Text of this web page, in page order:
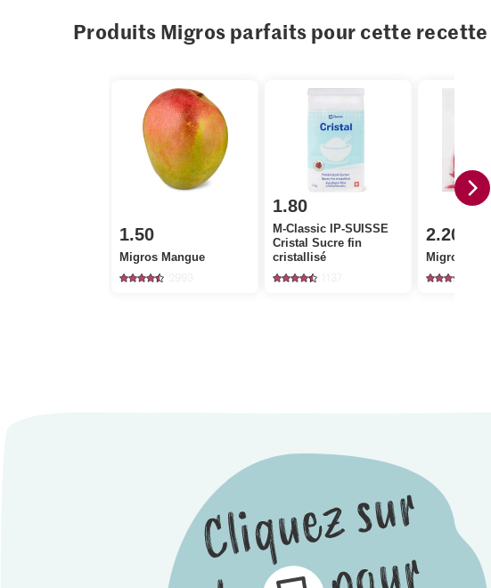
Produits Migros parfaits pour cette recette
1.50
Migros Mangue
1.80
M-Classic IP-SUISSE
Cristal Sucre fin
cristallisé
2.20
Migros